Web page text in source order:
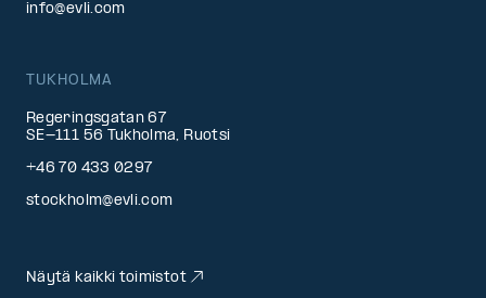
info@evli.com
TUKHOLMA
Regeringsgatan 67
SE-111 56 Tukholma, Ruotsi
+46 70 433 0297
stockholm@evli.com
Näytä kaikki toimistot